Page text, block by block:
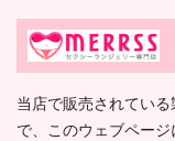
当店で販売されてい
で、このウェブペー